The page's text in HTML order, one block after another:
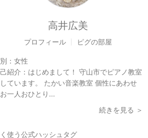
高井広美
プロフィール ピグの部屋
： 女性
紹介： はじめまして！ 守山市でピアノ教室
ています。 たかい音楽教室 個性にあわせ
一人おひとり...
続きを見る ＞
使う公式ハッシュタグ